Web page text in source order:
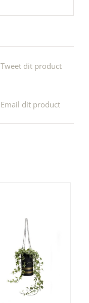
Tweet dit product
Email dit product